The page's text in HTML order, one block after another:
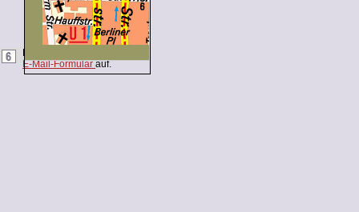
E-Mail-Formularauf.